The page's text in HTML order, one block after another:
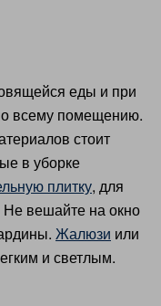
еды и при
всему помещению.
стоит
в уборке
плитку, для
Не вешайте на окно
Жалюзи или
и светлым.